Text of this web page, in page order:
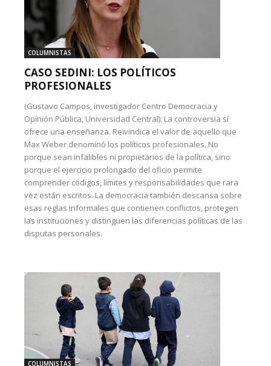
COLUMNISTAS
CASO SEDINI: LOS POLÍTICOS
PROFESIONALES
(Gustavo Campos, investigador Centro Democracia y
Opinión Pública, Universidad Central): La controversia sí
ofrece una enseñanza. Reivindica el valor de aquello que
Max Weber denominó los políticos profesionales. No
porque sean infalibles ni propietarios de la política, sino
porque el ejercicio prolongado del oficio permite
comprender códigos, límites y responsabilidades que rara
vez están escritos. La democracia también descansa sobre
esas reglas informales que contienen conflictos, protegen
las instituciones y distinguen las diferencias políticas de las
disputas personales.
COLUMNISTAS